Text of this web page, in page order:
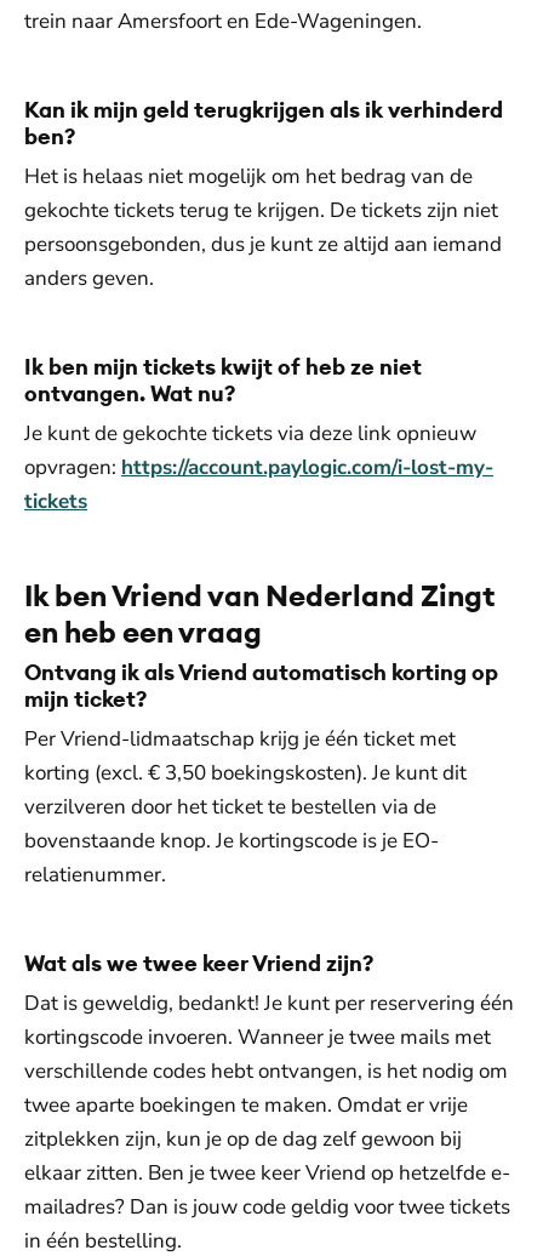
trein naar Amersfoort en Ede-Wageningen.
Kan ik mijn geld terugkrijgen als ik verhinderd
ben?
Het is helaas niet mogelijk om het bedrag van de
gekochte tickets terug te krijgen. De tickets zijn niet
persoonsgebonden, dus je kunt ze altijd aan iemand
anders geven.
Ik ben mijn tickets kwijt of heb ze niet
ontvangen. Wat nu?
Je kunt de gekochte tickets via deze link opnieuw
opvragen: https://account.paylogic.com/i-lost-my-
tickets
Ik ben Vriend van Nederland Zingt
en heb een vraag
Ontvang ik als Vriend automatisch korting op
mijn ticket?
Per Vriend-lidmaatschap krijg je één ticket met
korting (excl. € 3,50 boekingskosten). Je kunt dit
verzilveren door het ticket te bestellen via de
bovenstaande knop. Je kortingscode is je EO-
relatienummer.
Wat als we twee keer Vriend zijn?
Dat is geweldig, bedankt! Je kunt per reservering één
kortingscode invoeren. Wanneer je twee mails met
verschillende codes hebt ontvangen, is het nodig om
twee aparte boekingen te maken. Omdat er vrije
zitplekken zijn, kun je op de dag zelf gewoon bij
elkaar zitten. Ben je twee keer Vriend op hetzelfde e-
mailadres? Dan is jouw code geldig voor twee tickets
in één bestelling.